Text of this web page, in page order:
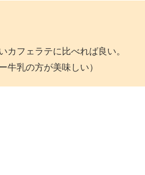
カフェラテに比べれば良い。
牛乳の方が美味しい）